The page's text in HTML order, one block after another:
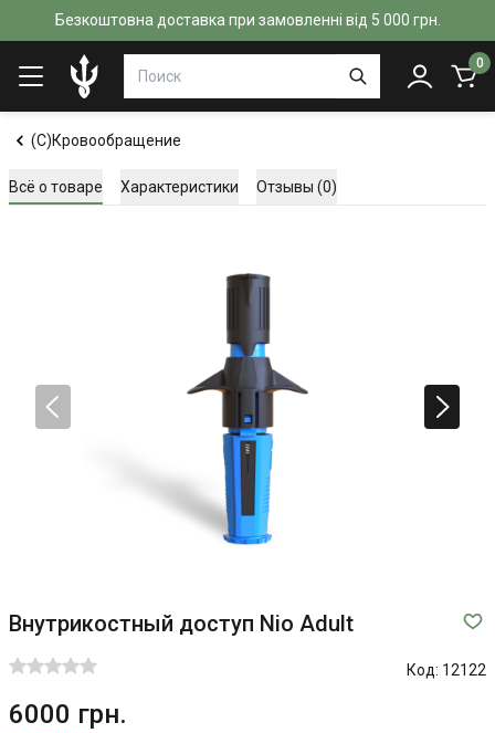
Безкоштовна доставка при замовленні від 5 000 грн.
0
(C)Кровообращение
Всё о товаре Характеристики Отзывы (0)
Внутрикостный доступ Nio Adult
Код: 12122
6000 грн.